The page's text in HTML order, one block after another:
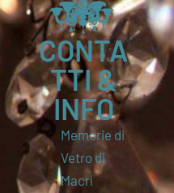
CONTA
TTI &
INFO
Memorie di
Vetro di
Macrì